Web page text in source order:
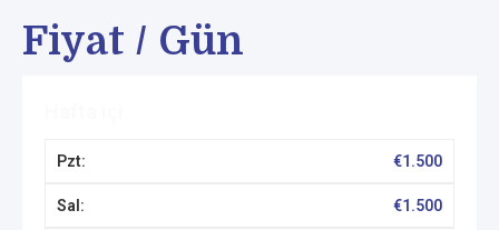
Fiyat / Gün
€1.500
€1.500